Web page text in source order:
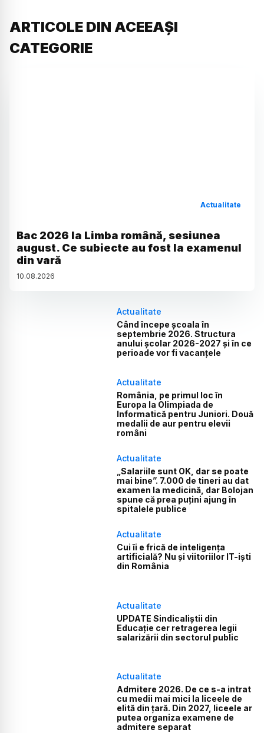
ARTICOLE DIN ACEEAȘI
CATEGORIE
Actualitate
Bac 2026 la Limba română, sesiunea
august. Ce subiecte au fost la examenul
din vară
10.08.2026
Actualitate
Când începe școala în
septembrie 2026. Structura
anului școlar 2026-2027 și în ce
perioade vor fi vacanțele
Actualitate
România, pe primul loc în
Europa la Olimpiada de
Informatică pentru Juniori. Două
medalii de aur pentru elevii
români
Actualitate
„Salariile sunt OK, dar se poate
mai bine”. 7.000 de tineri au dat
examen la medicină, dar Bolojan
spune că prea puțini ajung în
spitalele publice
Actualitate
Cui îi e frică de inteligența
artificială? Nu și viitoriilor IT-iști
din România
Actualitate
UPDATE Sindicaliștii din
Educație cer retragerea legii
salarizării din sectorul public
Actualitate
Admitere 2026. De ce s-a intrat
cu medii mai mici la liceele de
elită din țară. Din 2027, liceele ar
putea organiza examene de
admitere separat